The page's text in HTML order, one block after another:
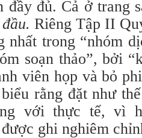
đầy đủ. Cả ở trang
Riêng Tập II
nhất trong “nhóm
soạn thảo”, bởi
viên họp và bỏ
rằng đặt như
với thực tế, vì
ghi nghiêm